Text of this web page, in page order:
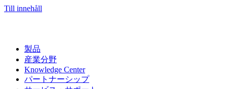
Till innehåll
製品
産業分野
Knowledge Center
パートナーシップ